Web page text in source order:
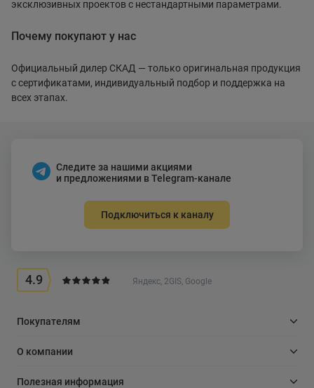
эксклюзивных проектов с нестандартными параметрами.
Почему покупают у нас
Официальный дилер СКАД — только оригинальная продукция
с сертификатами, индивидуальный подбор и поддержка на
всех этапах.
Следите за нашими акциями
и предложениями в Telegram-канале
Подключиться к каналу
4.9 Яндекс, 2GIS, Google
Покупателям
О компании
Полезная информация